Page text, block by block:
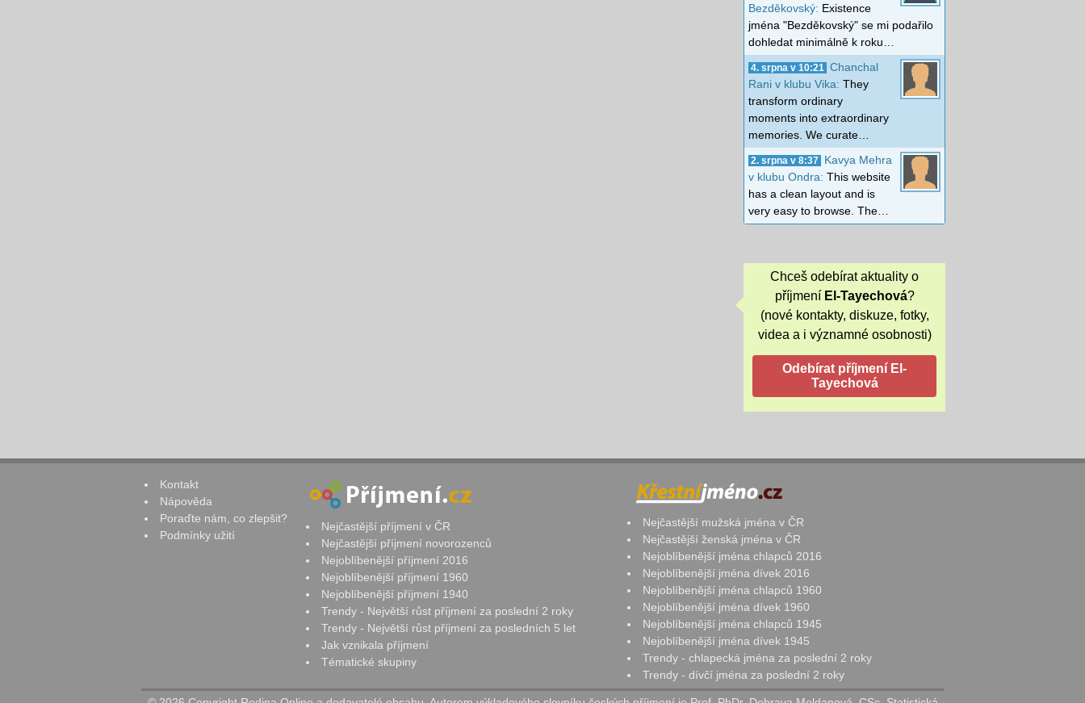
Bezděkovský: Existence
jména "Bezděkovský" se mi podařilo
dohledat minimálně k roku…
4. srpna v 10:21
Chanchal
Rani v klubu Vika: They
transform ordinary
moments into extraordinary
memories. We curate…
2. srpna v 8:37
Kavya Mehra
v klubu Ondra: This website
has a clean layout and is
very easy to browse. The…
Chceš odebírat aktuality o
příjmení El-Tayechová?
(nové kontakty, diskuze, fotky,
videa a i významné osobnosti)
Kontakt
Nápověda
Poraďte nám, co zlepšit?
Podmínky užití
Nejčastější příjmení v ČR
Nejčastější příjmení novorozenců
Nejoblíbenější příjmení 2016
Nejoblíbenější příjmení 1960
Nejoblíbenější příjmení 1940
Trendy - Největší růst příjmení za poslední 2 roky
Trendy - Největší růst příjmení za posledních 5 let
Jak vznikala příjmení
Tématické skupiny
Nejčastější mužská jména v ČR
Nejčastější ženská jména v ČR
Nejoblíbenější jména chlapců 2016
Nejoblíbenější jména dívek 2016
Nejoblíbenější jména chlapců 1960
Nejoblíbenější jména dívek 1960
Nejoblíbenější jména chlapců 1945
Nejoblíbenější jména dívek 1945
Trendy - chlapecká jména za poslední 2 roky
Trendy - dívčí jména za poslední 2 roky